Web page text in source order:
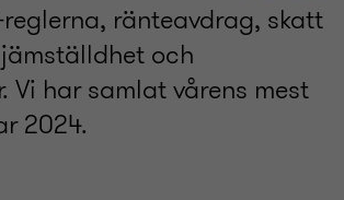
reglerna, ränteavdrag, skatt
och
Vi har samlat vårens mest
2024.